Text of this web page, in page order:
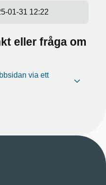
01-31 12:22
eller fråga om
via ett